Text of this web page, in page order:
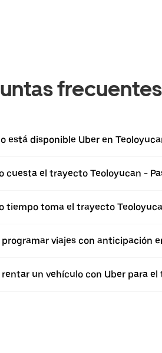
frecuentes
está disponible Uber en
cuesta el trayecto Teoloyucan -
tiempo toma el trayecto
programar viajes con anticipación
rentar un vehículo con Uber para